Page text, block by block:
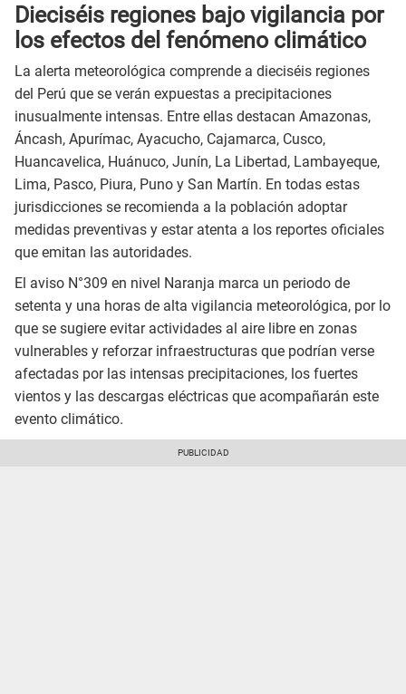
Dieciséis regiones bajo vigilancia por
los efectos del fenómeno climático
La alerta meteorológica comprende a dieciséis regiones
del Perú que se verán expuestas a precipitaciones
inusualmente intensas. Entre ellas destacan Amazonas,
Áncash, Apurímac, Ayacucho, Cajamarca, Cusco,
Huancavelica, Huánuco, Junín, La Libertad, Lambayeque,
Lima, Pasco, Piura, Puno y San Martín. En todas estas
jurisdicciones se recomienda a la población adoptar
medidas preventivas y estar atenta a los reportes oficiales
que emitan las autoridades.
El aviso N°309 en nivel Naranja marca un periodo de
setenta y una horas de alta vigilancia meteorológica, por lo
que se sugiere evitar actividades al aire libre en zonas
vulnerables y reforzar infraestructuras que podrían verse
afectadas por las intensas precipitaciones, los fuertes
vientos y las descargas eléctricas que acompañarán este
evento climático.